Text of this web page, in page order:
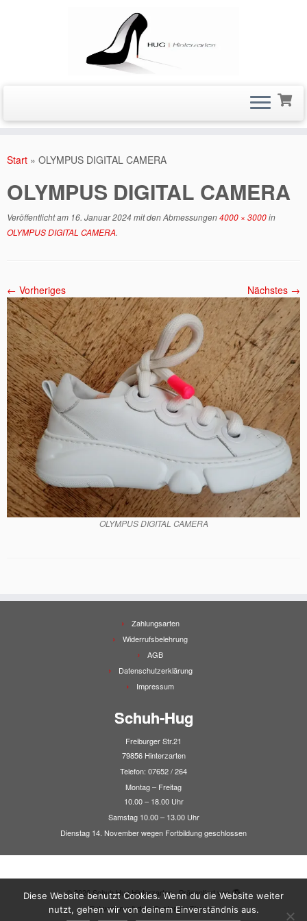
Inhalt
Start » OLYMPUS DIGITAL CAMERA
OLYMPUS DIGITAL CAMERA
Veröffentlicht am 16. Januar 2024mit den Abmessungen4000 × 3000in
OLYMPUS DIGITAL CAMERA.
← Vorheriges Nächstes →
OLYMPUS DIGITAL CAMERA
Zahlungsarten
Widerrufsbelehrung
AGB
Datenschutzerklärung
Impressum
Schuh-Hug
Freiburger Str.21
79856 Hinterzarten
Telefon: 07652 / 264
Montag – Freitag
10.00 – 18.00 Uhr
Samstag 10.00 – 13.00 Uhr
Dienstag 14. November wegen Fortbildung geschlossen
·© 2026 Schuh Hug Hinterzarten·Präsentiert von
·
Entworfen mit demCustomizr-Theme·
Diese Website benutzt Cookies. Wenn du die Website weiter
nutzt, gehen wir von deinem Einverständnis aus.